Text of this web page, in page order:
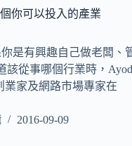
你可以投入的產業
是有興趣自己做老闆、
該從事哪個行業時，
業家及網路市場專家在
2016-09-09